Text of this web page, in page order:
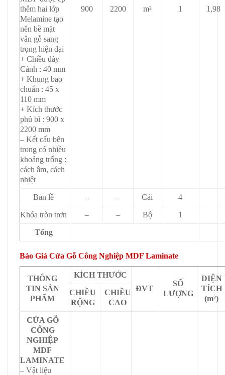
thêm hai lớp
Melamine tạo
nên bề mặt
vân gỗ sang
trọng hiện đại
+ Chiều dày
Cánh : 40 mm
+ Khung bao
chuẩn : 45 x
110 mm
+ Kích thước
phủ bì : 900 x
2200 mm
– Kết cấu bên
trong có nhiều
khoảng trống :
cách âm, cách
nhiệt
900 2200 m² 1 1,98
Bản lề – – Cái 4
Khóa tròn trơn – – Bộ 1
Tổng
Báo Giá Cửa Gỗ Công Nghiệp MDF Laminate
THÔNG
TIN SẢN
PHẨM
KÍCH THƯỚC
ĐVT
SỐ
LƯỢNG
DIỆN
TÍCH
(m²)
CHIỀU
RỘNG
CHIỀU
CAO
CỬA GỖ
CÔNG
NGHIỆP
MDF
LAMINATE
– Vật liệu